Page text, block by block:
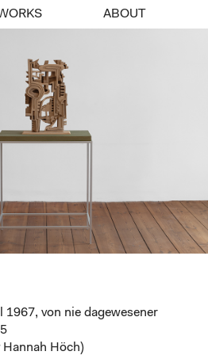
ABOUT
1967, von nie dagewesener
Hannah Höch)